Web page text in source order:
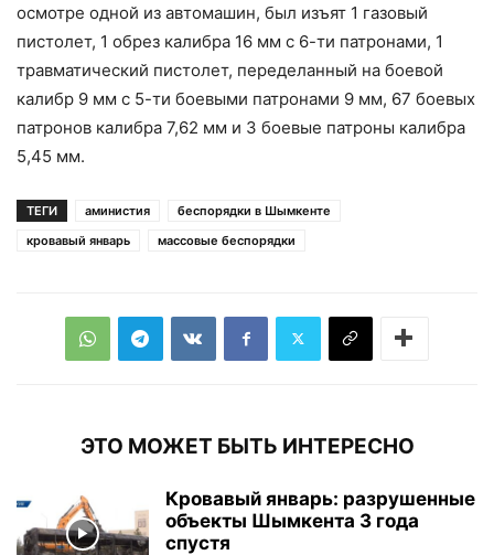
осмотре одной из автомашин, был изъят 1 газовый
пистолет, 1 обрез калибра 16 мм с 6-ти патронами, 1
травматический пистолет, переделанный на боевой
калибр 9 мм с 5-ти боевыми патронами 9 мм, 67 боевых
патронов калибра 7,62 мм и 3 боевые патроны калибра
5,45 мм.
ТЕГИ аминистия
беспорядки в Шымкенте
кровавый январь
массовые беспорядки
ЭТО МОЖЕТ БЫТЬ ИНТЕРЕСНО
Кровавый январь: разрушенные
объекты Шымкента 3 года
спустя